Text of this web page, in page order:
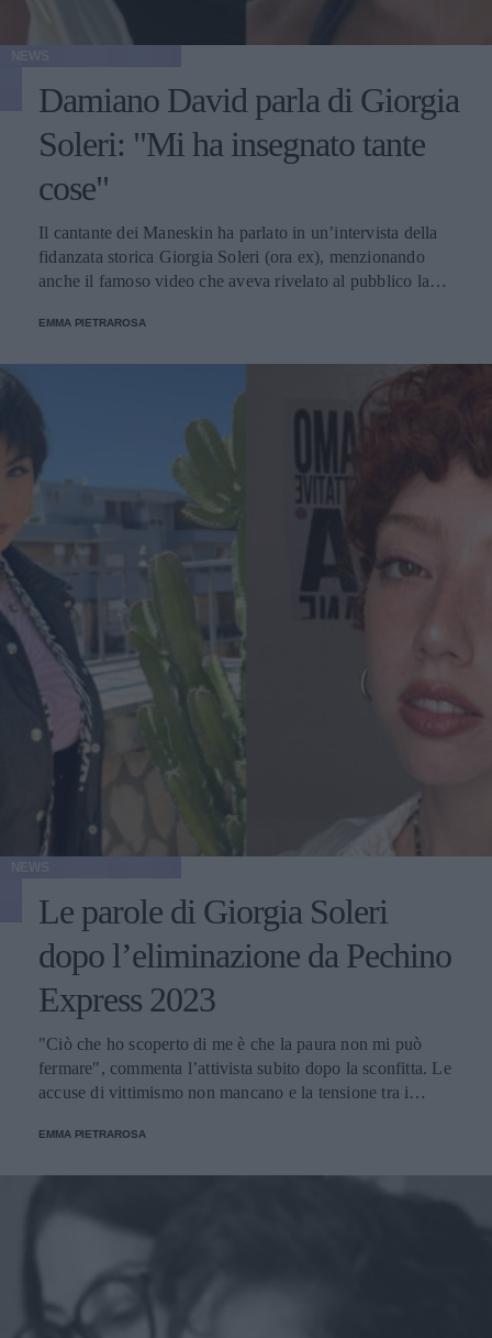
Damiano David parla di Giorgia
Soleri: "Mi ha insegnato tante
cose"
Il cantante dei Maneskin ha parlato in un’intervista della
fidanzata storica Giorgia Soleri (ora ex), menzionando
anche il famoso video che aveva rivelato al pubblico la
EMMA PIETRAROSA
Le parole di Giorgia Soleri
dopo l’eliminazione da Pechino
Express 2023
"Ciò che ho scoperto di me è che la paura non mi può
fermare", commenta l’attivista subito dopo la sconfitta. Le
accuse di vittimismo non mancano e la tensione tra i
EMMA PIETRAROSA